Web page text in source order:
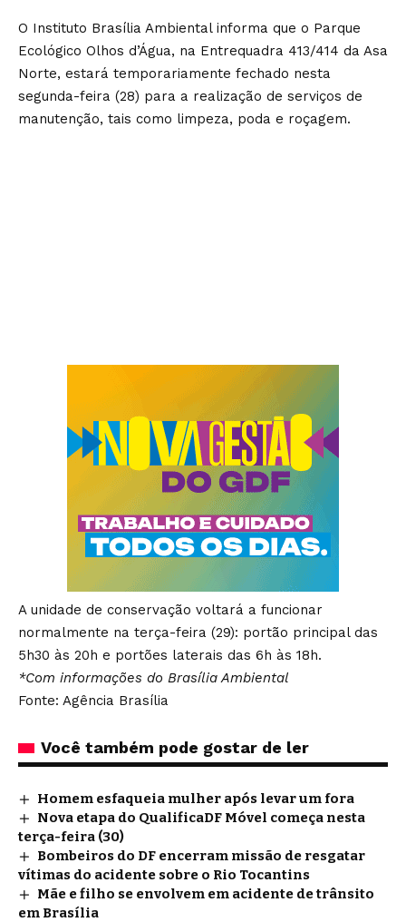
O Instituto Brasília Ambiental informa que o Parque
Ecológico Olhos d’Água, na Entrequadra 413/414 da Asa
Norte, estará temporariamente fechado nesta
segunda-feira (28) para a realização de serviços de
manutenção, tais como limpeza, poda e roçagem.
A unidade de conservação voltará a funcionar
normalmente na terça-feira (29): portão principal das
5h30 às 20h e portões laterais das 6h às 18h.
*Com informações do Brasília Ambiental
Fonte: Agência Brasília
Você também pode gostar de ler
Homem esfaqueia mulher após levar um fora
Nova etapa do QualificaDF Móvel começa nesta
terça-feira (30)
Bombeiros do DF encerram missão de resgatar
vítimas do acidente sobre o Rio Tocantins
Mãe e filho se envolvem em acidente de trânsito
em Brasília